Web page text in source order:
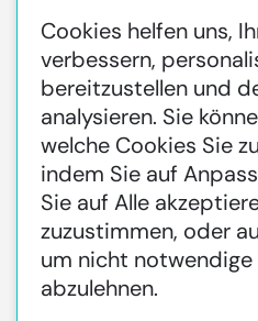
Zusätzliche
GREENSTAT
IS DEDICATED TO
HAPPEN CLEAN
PRODUCTION AT
SCALE GLOBALLY.
Cookies helfen uns,
verbessern,
bereitzustellen und
analysieren. Sie
welche Cookies Sie
indem Sie auf
Sie auf Alle
zuzustimmen, oder
um nicht notwendige
abzulehnen.